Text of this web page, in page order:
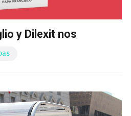
y Dilexit nos